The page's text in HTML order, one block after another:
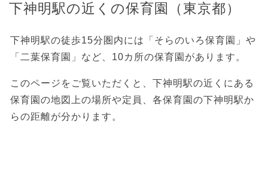
下神明駅の近くの保育園（東京都）
下神明駅の徒歩15分圏内には「そらのいろ保育園」や
「二葉保育園」など、10カ所の保育園があります。
このページをご覧いただくと、下神明駅の近くにある
保育園の地図上の場所や定員、各保育園の下神明駅か
らの距離が分かります。